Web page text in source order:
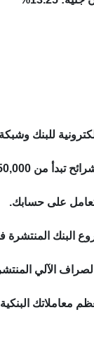
للبنك
جم وبدون حد أقصى.
على حسابك.
البنك المنتشرة
الآلي المنتشرة
معاملاتك